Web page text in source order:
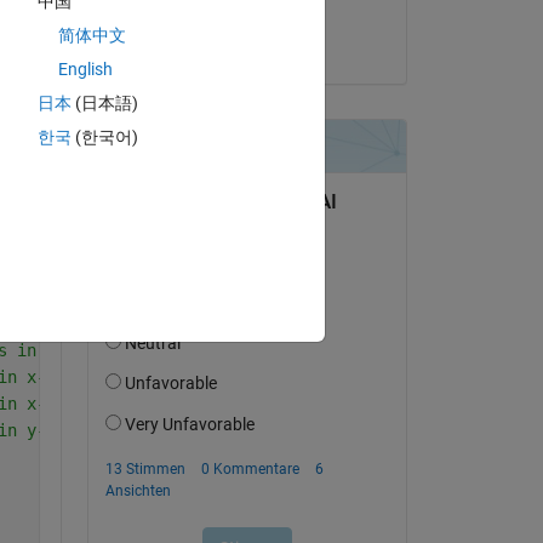
in 0<=x(1)<=1/2
in y-direc
in x-direc in Region-I
in x-direc in Region-II
y-direc
am 18 Dez. 2023
简体中文
English
日本 (日本語)
한국 (한국어)